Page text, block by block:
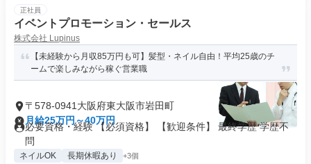
正社員
イベントプロモーション・セールス
株式会社 Lupinus
【未経験から月収85万円も可】髪型・ネイル自由！平均25歳のチ
ームで楽しみながら稼ぐ営業職
〒578-0941大阪府東大阪市岩田町
月給25万円～40万円
必要資格・経験 【必須資格】 【歓迎条件】 最終学歴 学歴不
問
ネイルOK 長期休暇あり +3個